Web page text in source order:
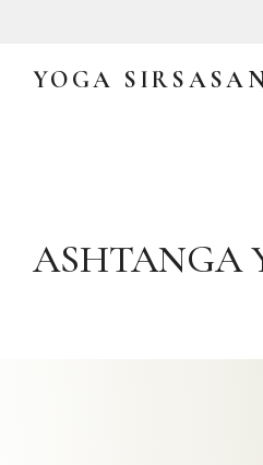
YOGA
ASHTANGA